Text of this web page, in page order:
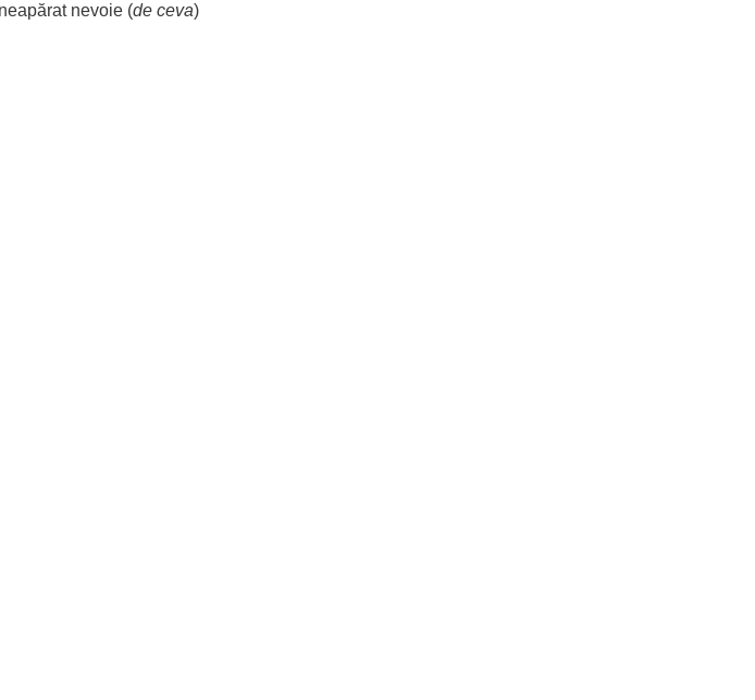
neapărat nevoie (de ceva)